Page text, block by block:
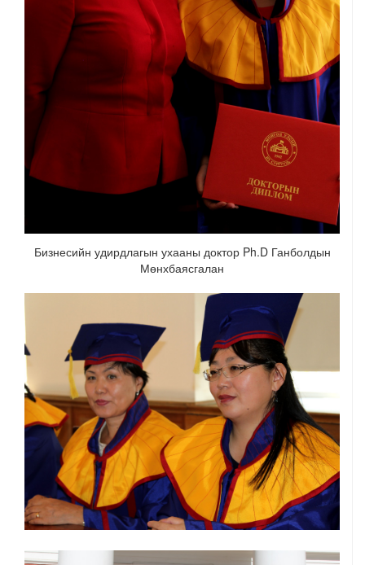
Бизнесийн удирдлагын ухааны доктор Ph.D Ганболдын
Мөнхбаясгалан